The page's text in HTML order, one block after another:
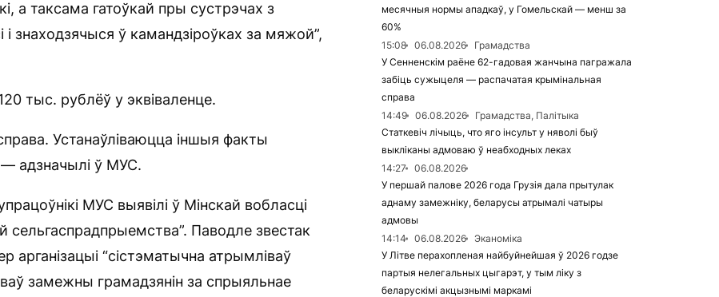
а таксама гатоўкай пры сустрэчах з
і знаходзячыся ў камандзіроўках за мяжой”,
тыс. рублёў у эквіваленце.
Устанаўліваюцца іншыя факты
— адзначылі ў МУС.
МУС выявілі ў Мінскай вобласці
сельгаспрадпрыемства”. Паводле звестак
“сістэматычна атрымліваў
замежны грамадзянін за спрыяльнае
месячныя нормы ападкаў, у Гомельскай — менш за
60%
15:08
06.08.2026
Грамадства
У Сенненскім раёне 62-гадовая жанчына пагражала
забіць сужыцеля — распачатая крымінальная
справа
14:49
06.08.2026
Грамадства, Палітыка
Статкевіч лічыць, что яго інсульт у няволі быў
выкліканы адмоваю ў неабходных леках
14:27
06.08.2026
У першай палове 2026 года Грузія дала прытулак
аднаму замежніку, беларусы атрымалі чатыры
адмовы
14:14
06.08.2026
Эканоміка
У Літве перахопленая найбуйнейшая ў 2026 годзе
партыя нелегальных цыгарэт, у тым ліку з
беларускімі акцызнымі маркамі